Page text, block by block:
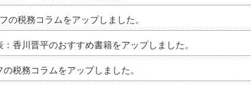
税務コラムをアップしました。
香川晋平のおすすめ書籍をアップしました。
税務コラムをアップしました。